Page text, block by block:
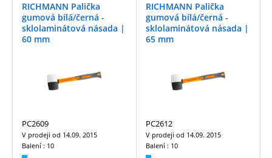
RICHMANN Palička
gumová bílá/černá -
sklolaminátová násada |
60 mm
PC2609
V prodeji od 14.09. 2015
Balení : 10
RICHMANN Palička
gumová bílá/černá -
sklolaminátová násada |
65 mm
PC2612
V prodeji od 14.09. 2015
Balení : 10